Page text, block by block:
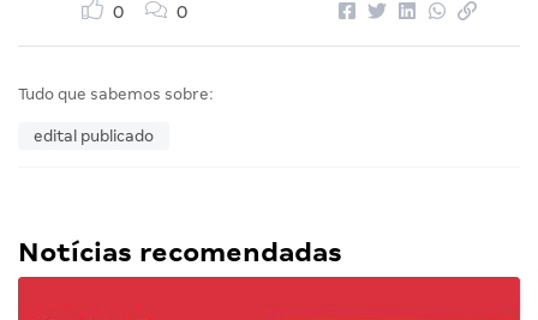
0 0
Tudo que sabemos sobre:
edital publicado
Notícias recomendadas